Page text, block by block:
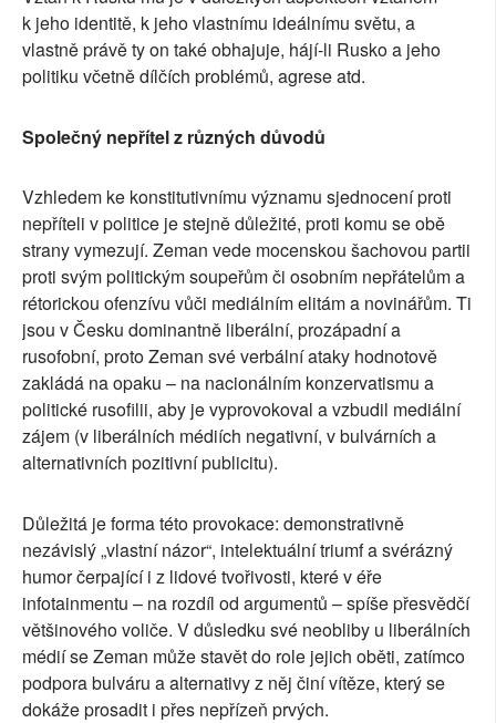
k jeho identitě, k jeho vlastnímu ideálnímu světu, a
vlastně právě ty on také obhajuje, hájí-li Rusko a jeho
politiku včetně dílčích problémů, agrese atd.
Společný nepřítel z různých důvodů
Vzhledem ke konstitutivnímu významu sjednocení proti
nepříteli v politice je stejně důležité, proti komu se obě
strany vymezují. Zeman vede mocenskou šachovou partii
proti svým politickým soupeřům či osobním nepřátelům a
rétorickou ofenzívu vůči mediálním elitám a novinářům. Ti
jsou v Česku dominantně liberální, prozápadní a
rusofobní, proto Zeman své verbální ataky hodnotově
zakládá na opaku – na nacionálním konzervatismu a
politické rusofilii, aby je vyprovokoval a vzbudil mediální
zájem (v liberálních médiích negativní, v bulvárních a
alternativních pozitivní publicitu).
Důležitá je forma této provokace: demonstrativně
nezávislý „vlastní názor“, intelektuální triumf a svérázný
humor čerpající i z lidové tvořivosti, které v éře
infotainmentu – na rozdíl od argumentů – spíše přesvědčí
většinového voliče. V důsledku své neobliby u liberálních
médií se Zeman může stavět do role jejich oběti, zatímco
podpora bulváru a alternativy z něj činí vítěze, který se
dokáže prosadit i přes nepřízeň prvých.